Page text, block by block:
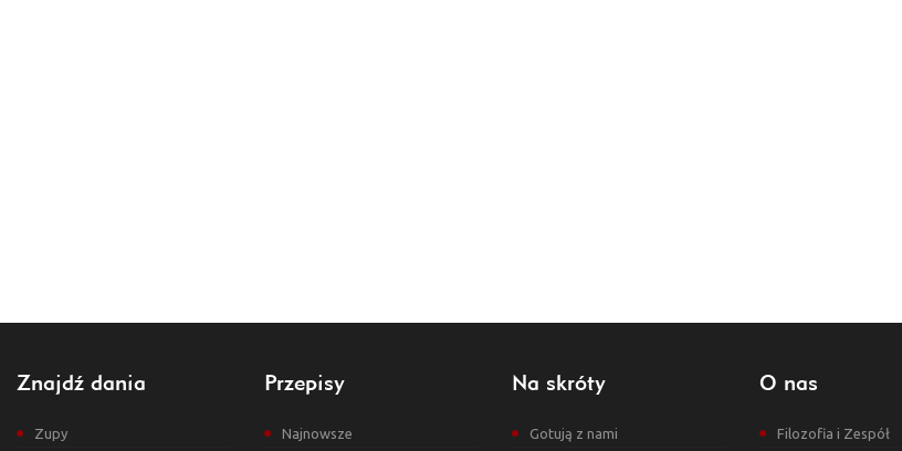
Znajdź dania
Zupy
Przepisy
Najnowsze
Na skróty
Gotują z nami
O nas
Filozofia i Zespół